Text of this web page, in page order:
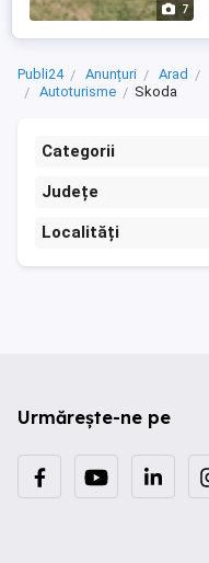
7
Publi24 Anunțuri Arad
Autoturisme
Skoda
Categorii
Județe
Localități
Urmărește-ne pe